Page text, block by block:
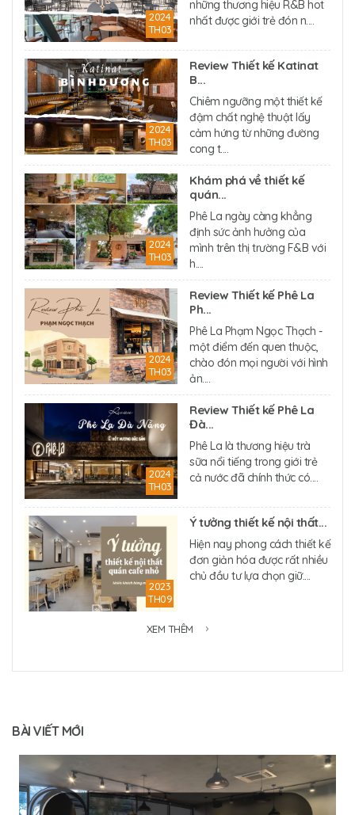
2024
TH03
những thương hiệu R&B hot
nhất được giới trẻ đón n....
2024
TH03
Review Thiết kế Katinat
B...
Chiêm ngưỡng một thiết kế
đậm chất nghệ thuật lấy
cảm hứng từ những đường
cong t....
2024
TH03
Khám phá về thiết kế
quán...
Phê La ngày càng khẳng
định sức ảnh hưởng của
mình trên thị trường F&B với
h....
2024
TH03
Review Thiết kế Phê La
Ph...
Phê La Phạm Ngọc Thạch -
một điểm đến quen thuộc,
chào đón mọi người với hình
ản....
2024
TH03
Review Thiết kế Phê La
Đà...
Phê La là thương hiệu trà
sữa nổi tiếng trong giới trẻ
cả nước đã chính thức có....
2023
TH09
Ý tưởng thiết kế nội thất...
Hiện nay phong cách thiết kế
đơn giản hóa được rất nhiều
chủ đầu tư lựa chọn giữ....
XEM THÊM
BÀI VIẾT MỚI